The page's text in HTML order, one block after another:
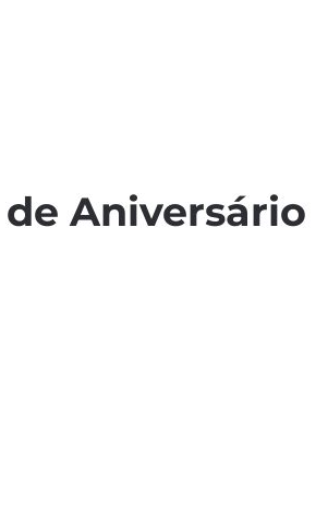
de Aniversário